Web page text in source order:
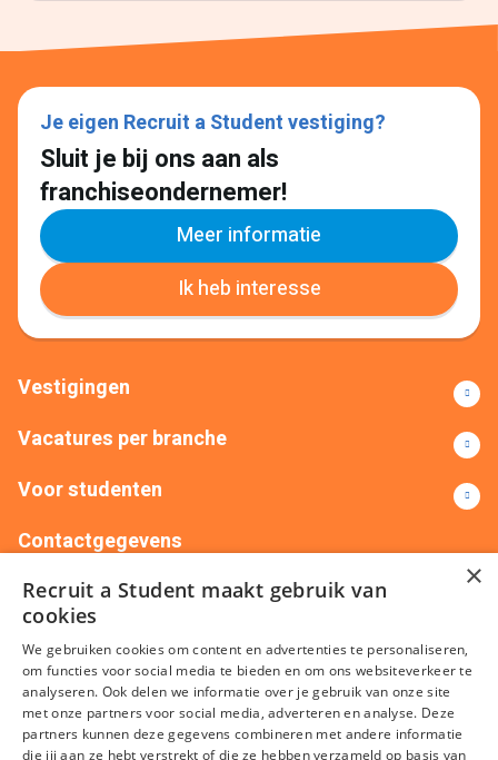
Je eigen Recruit a Student vestiging?
Sluit je bij ons aan als
franchiseondernemer!
Meer informatie
Ik heb interesse
Vestigingen
Vacatures per branche
Voor studenten
Contactgegevens
+31(0)88 522 00 76
info@recruitastudent.nl
Alle vestigingen
×
Recruit a Student maakt gebruik van
cookies
We gebruiken cookies om content en advertenties te personaliseren,
om functies voor social media te bieden en om ons websiteverkeer te
analyseren. Ook delen we informatie over je gebruik van onze site
met onze partners voor social media, adverteren en analyse. Deze
partners kunnen deze gegevens combineren met andere informatie
die jij aan ze hebt verstrekt of die ze hebben verzameld op basis van